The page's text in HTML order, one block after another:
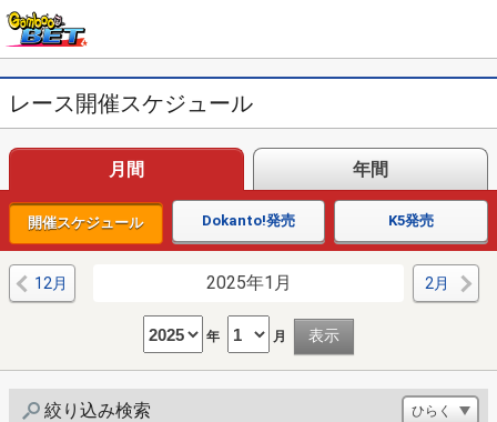
レース開催スケジュール
月間 年間
開催スケジュール Dokanto!発売 K5発売
12月 2025年1月 2月
年 月
絞り込み検索